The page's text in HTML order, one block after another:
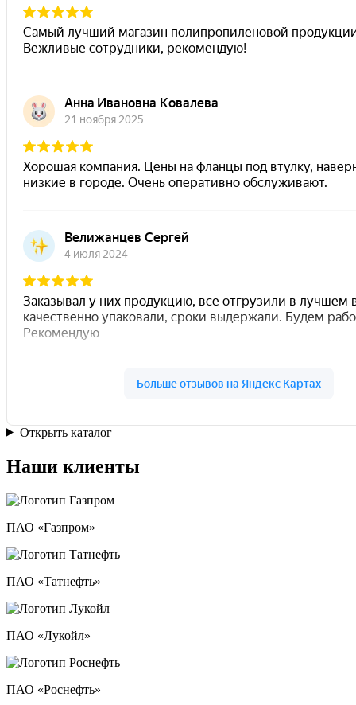
Открыть каталог
Наши клиенты
ПАО «Газпром»
ПАО «Татнефть»
ПАО «Лукойл»
ПАО «Роснефть»